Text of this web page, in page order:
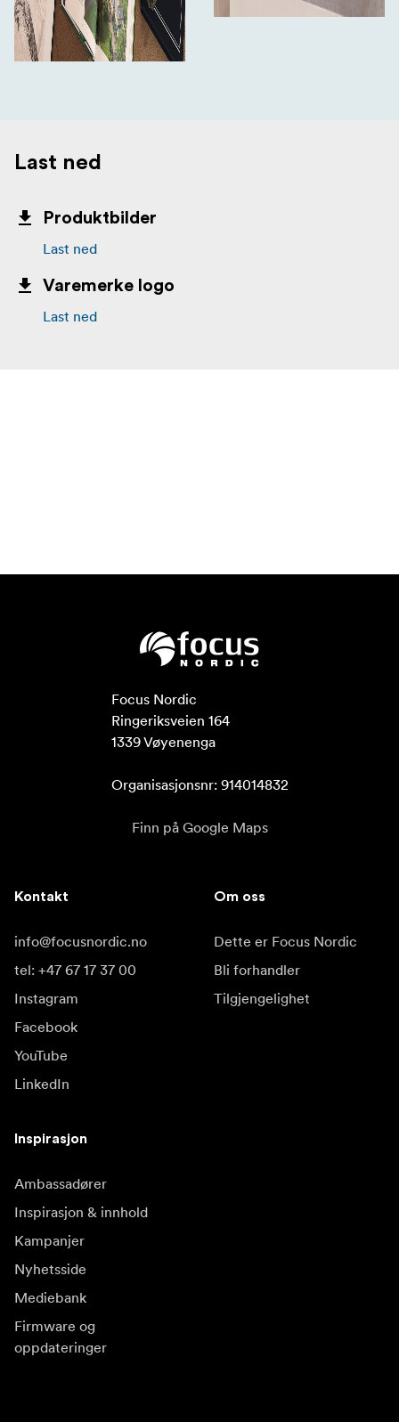
Last ned
Produktbilder
Last ned
Varemerke logo
Last ned
Focus Nordic
Ringeriksveien 164
1339 Vøyenenga
Organisasjonsnr: 914014832
Finn på Google Maps
Kontakt
info@focusnordic.no
tel: +47 67 17 37 00
Instagram
Facebook
YouTube
LinkedIn
Om oss
Dette er Focus Nordic
Bli forhandler
Tilgjengelighet
Inspirasjon
Ambassadører
Inspirasjon & innhold
Kampanjer
Nyhetsside
Mediebank
Firmware og
oppdateringer